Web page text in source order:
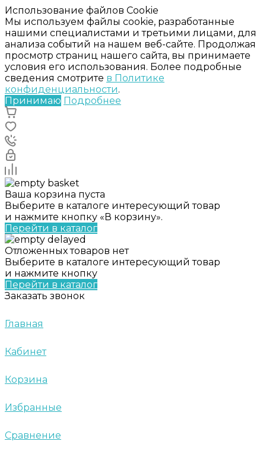
Использование файлов Cookie
Мы используем файлы cookie, разработанные
нашими специалистами и третьими лицами, для
анализа событий на нашем веб-сайте. Продолжая
просмотр страниц нашего сайта, вы принимаете
условия его использования. Более подробные
сведения смотрите в Политике
конфиденциальности.
Принимаю Подробнее
Ваша корзина пуста
Выберите в каталоге интересующий товар
и нажмите кнопку «В корзину».
Перейти в каталог
Отложенных товаров нет
Выберите в каталоге интересующий товар
и нажмите кнопку
Перейти в каталог
Заказать звонок
Главная
Кабинет
Корзина
Избранные
Сравнение